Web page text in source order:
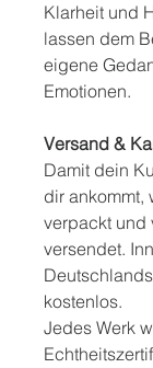
Klarheit und
lassen dem
eigene
Emotionen.
Versand &
Damit dein
dir ankommt,
verpackt und
versendet.
kostenlos.
Jedes Werk